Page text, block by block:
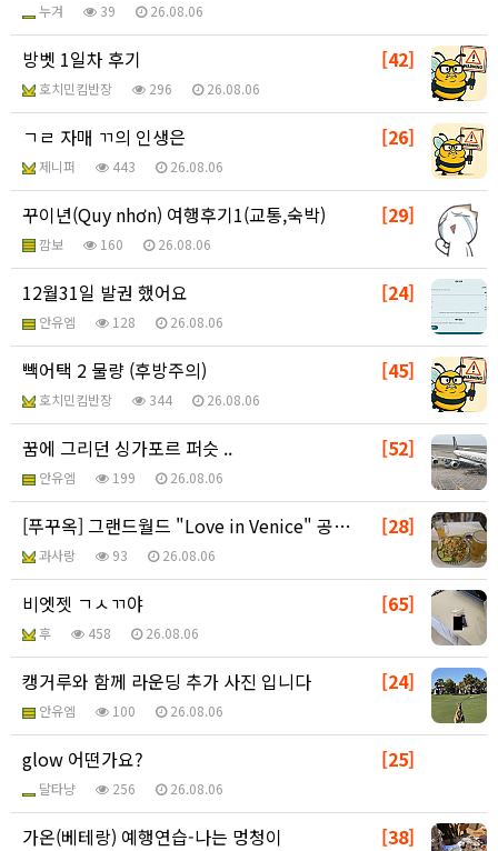
누겨 39 26.08.06
[42]
방벳 1일차 후기
호치민킴반장 296 26.08.06
[26]
ㄱㄹ 자매 ㄲ의 인생은
제니퍼 443 26.08.06
[29]
꾸이년(Quy nhơn) 여행후기1(교통,숙박)
깜보 160 26.08.06
[24]
12월31일 발권 했어요
안유엠 128 26.08.06
[45]
빽어택 2 물량 (후방주의)
호치민킴반장 344 26.08.06
[52]
꿈에 그리던 싱가포르 퍼슷 ..
안유엠 199 26.08.06
[28]
[푸꾸옥] 그랜드월드 "Love in Venice" 공…
과사랑 93 26.08.06
[65]
비엣젯 ㄱㅅㄲ야
후 458 26.08.06
[24]
캥거루와 함께 라운딩 추가 사진 입니다
안유엠 100 26.08.06
[25]
glow 어떤가요?
달타냥 256 26.08.06
[38]
가온(베테랑) 예행연습-나는 멍청이